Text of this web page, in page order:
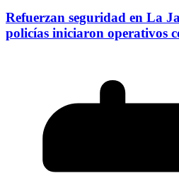
Refuerzan seguridad en La
policías iniciaron operativos